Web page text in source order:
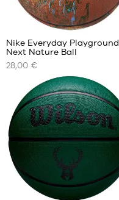
I
NOSTRI
DISPONIBILI
dimensione
6
dimensione
9
Nike Everyday Playground
Next Nature Ball
28,00 €
1